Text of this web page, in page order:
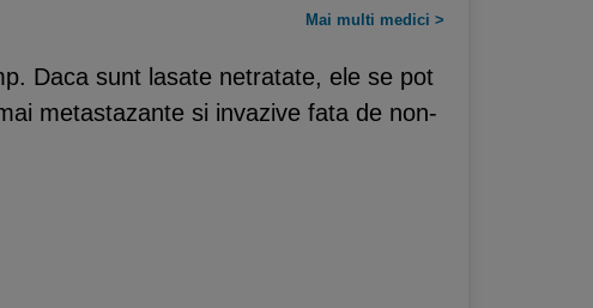
Mai multi medici >
Daca sunt lasate netratate, ele se pot
metastazante si invazive fata de non-